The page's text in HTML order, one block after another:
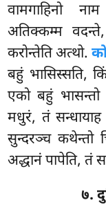
वामगाहिनो
अतिक्कम्म वदन्ते,
करोन्तेति अत्थो.
बहुं भासिस्सति,
एको बहुं
मधुरं, तं सन्धायाह
सुन्दरञ्च कथेन्तो
अद्धानं पापेति, तं
७.